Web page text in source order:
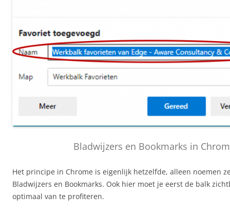
Bladwijzers en Bookmarks in
Het principe in Chrome is eigenlijk hetzelfde, alleen noemen
Bladwijzers en Bookmarks. Ook hier moet je eerst de balk
optimaal van te profiteren.